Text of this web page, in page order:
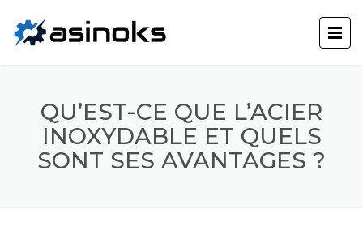
QU’EST-CE QUE L’ACIER
INOXYDABLE ET QUELS
SONT SES AVANTAGES ?